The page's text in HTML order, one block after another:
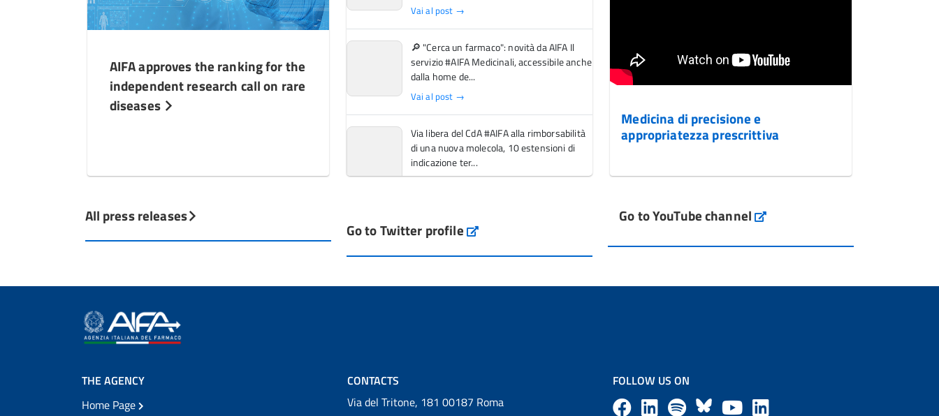
AIFA approves the ranking for the
independent research call on rare
diseases
All press releases
Vai al post →
🔎 "Cerca un farmaco": novità da AIFA Il
servizio #AIFA Medicinali, accessibile anche
dalla home de...
Vai al post →
Via libera del CdA #AIFA alla rimborsabilità
di una nuova molecola, 10 estensioni di
indicazione ter...
per l'accesso ai #farmaci orfani rimborsati
Go to Twitter profile aifa_ufficiale
Medicina di precisione e
appropriatezza prescrittiva
Go to YouTube channel
THE AGENCY
Home Page
CONTACTS
Via del Tritone, 181 00187 Roma
FOLLOW US ON
F L B Y